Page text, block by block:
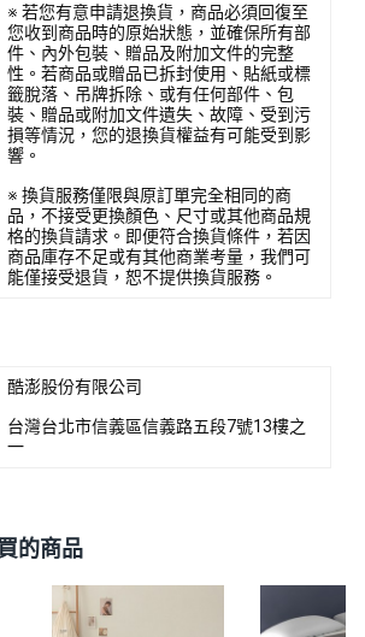
※ 若您有意申請退換貨，商品必須回復至
您收到商品時的原始狀態，並確保所有部
件、內外包裝、贈品及附加文件的完整
性。若商品或贈品已拆封使用、貼紙或標
籤脫落、吊牌拆除、或有任何部件、包
裝、贈品或附加文件遺失、故障、受到污
損等情況，您的退換貨權益有可能受到影
響。
※ 換貨服務僅限與原訂單完全相同的商
品，不接受更換顏色、尺寸或其他商品規
格的換貨請求。即便符合換貨條件，若因
商品庫存不足或有其他商業考量，我們可
能僅接受退貨，恕不提供換貨服務。
酷澎股份有限公司
台灣台北市信義區信義路五段7號13樓之
一
的商品